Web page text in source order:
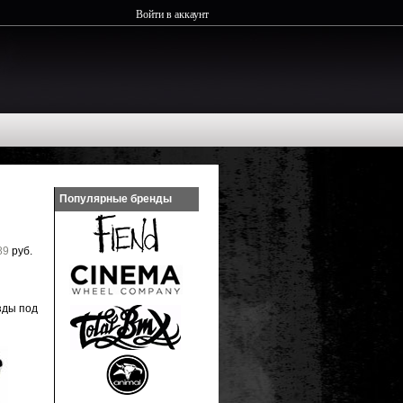
Войти в аккаунт
руб.
под
Популярные бренды